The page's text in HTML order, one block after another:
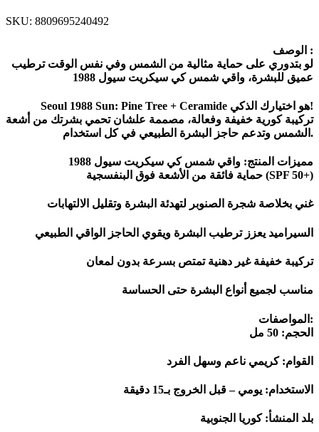
SKU: 8809695240492
الوصف :
لو بتدوري على حماية مثالية من الشمس وفي نفس الوقت ترطيب
عميق للبشرة، واقي شمس كي سيكريت سيول 1988
Seoul 1988 Sun: Pine Tree + Ceramide هو اختيارك الذكي!
تركيبة كورية خفيفة وفعالة، مصممة علشان تحمي بشرتك من أشعة
الشمس وتدعم حاجز البشرة الطبيعي في كل استخدام.
مميزات المنتج: واقي شمس كي سيكريت سيول 1988
حماية فائقة من الأشعة فوق البنفسجية (SPF 50+)
غني بخلاصة شجرة الصنوبر لتهدئة البشرة وتقليل الالتهابات
السيراميد يعزز ترطيب البشرة ويقوي الحاجز الواقي الطبيعي
تركيبة خفيفة غير دهنية تمتص بسرعة بدون لمعان
مناسب لجميع أنواع البشرة حتى الحساسة
المواصفات:
الحجم: 50 مل
القوام: كريمي ناعم وسهل الفرد
الاستخدام: يومي – قبل الخروج بـ15 دقيقة
بلد المنشأ: كوريا الجنوبية